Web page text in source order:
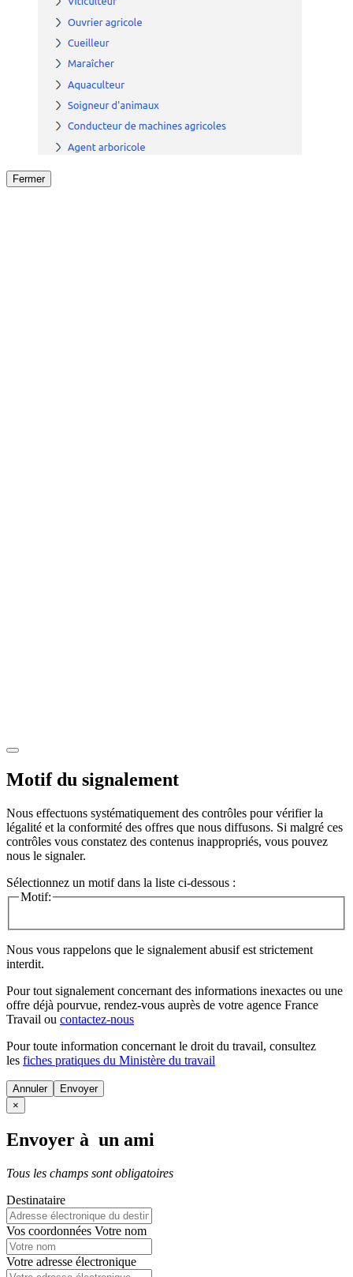
Fermer
Motif du signalement
Nous effectuons systématiquement des contrôles pour vérifier la
légalité et la conformité des offres que nous diffusons. Si malgré ces
contrôles vous constatez des contenus inappropriés, vous pouvez
nous le signaler.
Sélectionnez un motif dans la liste ci-dessous :
Motif:
Nous vous rappelons que le signalement abusif est strictement
interdit.
Pour tout signalement concernant des informations inexactes ou une
offre déjà pourvue, rendez-vous auprès de votre agence France
Travail ou contactez-nous
Pour toute information concernant le droit du travail, consultez
les fiches pratiques du Ministère du travail
Annuler
×
Envoyer à un ami
Tous les champs sont obligatoires
Destinataire
Vos coordonnées Votre nom
Votre adresse électronique